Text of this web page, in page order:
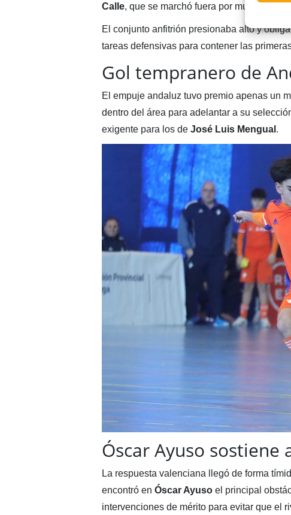
Calle, que se marchó fuera por muy poco.
El conjunto anfitrión presionaba alto y
tareas defensivas para contener las
Gol tempranero de
El empuje andaluz tuvo premio apenas un
dentro del área para adelantar a su
exigente para los de José Luis Mengual .
Óscar Ayuso sostiene
La respuesta valenciana llegó de forma
encontró en Óscar Ayusoel principal
intervenciones de mérito para evitar que el